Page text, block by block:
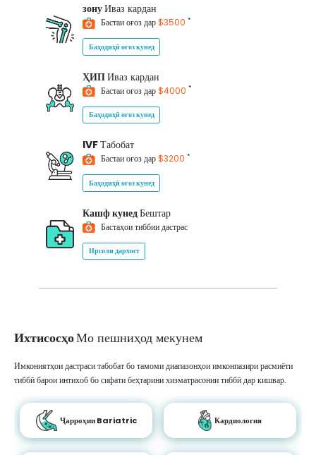
зонуИваз кардан
Бастаи оғоз дар$3500 *
Баҳодиҳӣ оғоз кунед
ҲИПИваз кардан
Бастаи оғоз дар$4000 *
Баҳодиҳӣ оғоз кунед
IVFТабобат
Бастаи оғоз дар$3200 *
Баҳодиҳӣ оғоз кунед
Кашф кунедБештар
Бастаҳои тиббии дастрас
Ирсоли дархост
ИхтисосҳоМо пешниҳод мекунем
Имкониятҳои дастраси табобат бо тамоми диапазонҳои имконпазири расмиёти
тиббӣ барои интихоб бо сифати беҳтарини хизматрасонии тиббӣ дар кишвар.
Ҷарроҳии Bariatric Кардиология